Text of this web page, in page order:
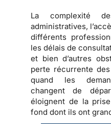
La complexité
administratives,
différents
les délais de
et bien d’autres
perte récurrente
quand les
changent de
éloignent de la
fond dont ils ont